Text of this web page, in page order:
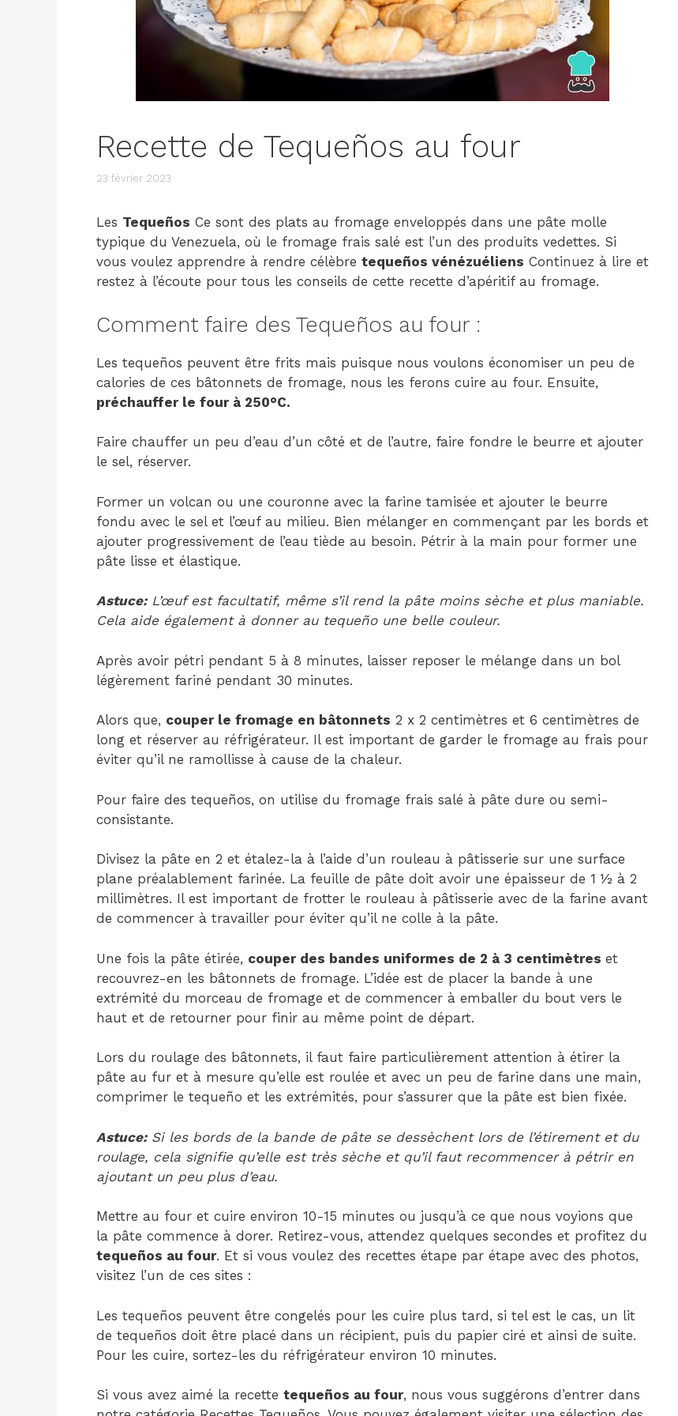
Recette de Tequeños au four
23 février 2023
Les Tequeños Ce sont des plats au fromage enveloppés dans une pâte molle
typique du Venezuela, où le fromage frais salé est l’un des produits vedettes. Si
vous voulez apprendre à rendre célèbre tequeños vénézuéliens Continuez à lire et
restez à l’écoute pour tous les conseils de cette recette d’apéritif au fromage.
Comment faire des Tequeños au four :
Les tequeños peuvent être frits mais puisque nous voulons économiser un peu de
calories de ces bâtonnets de fromage, nous les ferons cuire au four. Ensuite,
préchauffer le four à 250°C.
Faire chauffer un peu d’eau d’un côté et de l’autre, faire fondre le beurre et ajouter
le sel, réserver.
Former un volcan ou une couronne avec la farine tamisée et ajouter le beurre
fondu avec le sel et l’œuf au milieu. Bien mélanger en commençant par les bords et
ajouter progressivement de l’eau tiède au besoin. Pétrir à la main pour former une
pâte lisse et élastique.
Astuce:L’œuf est facultatif, même s’il rend la pâte moins sèche et plus maniable.
Cela aide également à donner au tequeño une belle couleur.
Après avoir pétri pendant 5 à 8 minutes, laisser reposer le mélange dans un bol
légèrement fariné pendant 30 minutes.
Alors que, couper le fromage en bâtonnets 2 x 2 centimètres et 6 centimètres de
long et réserver au réfrigérateur. Il est important de garder le fromage au frais pour
éviter qu’il ne ramollisse à cause de la chaleur.
Pour faire des tequeños, on utilise du fromage frais salé à pâte dure ou semi-
consistante.
Divisez la pâte en 2 et étalez-la à l’aide d’un rouleau à pâtisserie sur une surface
plane préalablement farinée. La feuille de pâte doit avoir une épaisseur de 1 ½ à 2
millimètres. Il est important de frotter le rouleau à pâtisserie avec de la farine avant
de commencer à travailler pour éviter qu’il ne colle à la pâte.
Une fois la pâte étirée, couper des bandes uniformes de 2 à 3 centimètres et
recouvrez-en les bâtonnets de fromage. L’idée est de placer la bande à une
extrémité du morceau de fromage et de commencer à emballer du bout vers le
haut et de retourner pour finir au même point de départ.
Lors du roulage des bâtonnets, il faut faire particulièrement attention à étirer la
pâte au fur et à mesure qu’elle est roulée et avec un peu de farine dans une main,
comprimer le tequeño et les extrémités, pour s’assurer que la pâte est bien fixée.
Astuce:Si les bords de la bande de pâte se dessèchent lors de l’étirement et du
roulage, cela signifie qu’elle est très sèche et qu’il faut recommencer à pétrir en
ajoutant un peu plus d’eau.
Mettre au four et cuire environ 10-15 minutes ou jusqu’à ce que nous voyions que
la pâte commence à dorer. Retirez-vous, attendez quelques secondes et profitez du
tequeños au four. Et si vous voulez des recettes étape par étape avec des photos,
visitez l’un de ces sites :
Les tequeños peuvent être congelés pour les cuire plus tard, si tel est le cas, un lit
de tequeños doit être placé dans un récipient, puis du papier ciré et ainsi de suite.
Pour les cuire, sortez-les du réfrigérateur environ 10 minutes.
Si vous avez aimé la recette tequeños au four, nous vous suggérons d’entrer dans